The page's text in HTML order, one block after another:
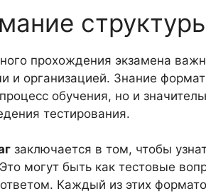
прохождения экзамена
и организацией. Знание
обучения, но и
тестирования.
заключается в том, чтобы
могут быть как тестовые
Каждый из этих